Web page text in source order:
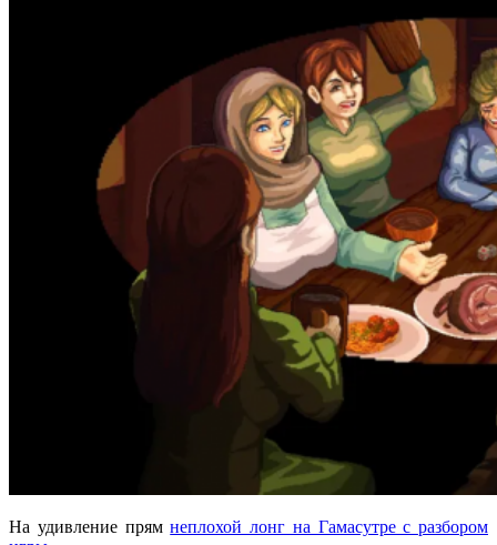
На удивление прямнеплохой лонг на Гамасутре с разбором